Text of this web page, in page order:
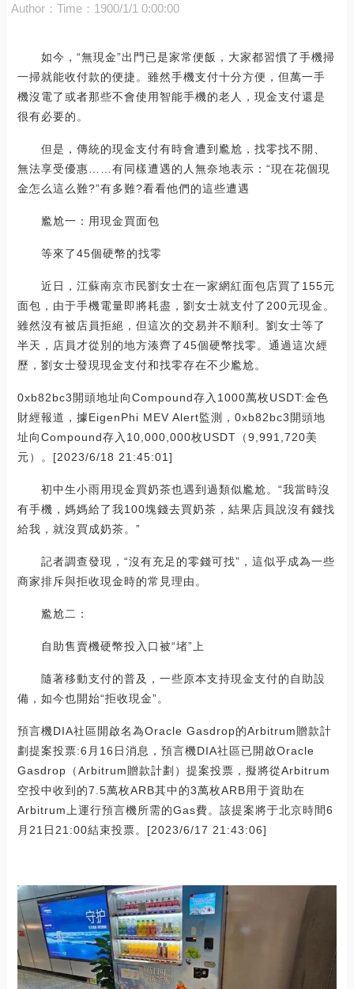
Author： Time：1900/1/1 0:00:00
如今，“無現金”出門已是家常便飯，大家都習慣了手機掃
一掃就能收付款的便捷。雖然手機支付十分方便，但萬一手
機沒電了或者那些不會使用智能手機的老人，現金支付還是
很有必要的。
但是，傳統的現金支付有時會遭到尷尬，找零找不開、
無法享受優惠……有同樣遭遇的人無奈地表示：“現在花個現
金怎么這么難?”有多難?看看他們的這些遭遇
尷尬一：用現金買面包
等來了45個硬幣的找零
近日，江蘇南京市民劉女士在一家網紅面包店買了155元
面包，由于手機電量即將耗盡，劉女士就支付了200元現金。
雖然沒有被店員拒絕，但這次的交易并不順利。劉女士等了
半天，店員才從別的地方湊齊了45個硬幣找零。通過這次經
歷，劉女士發現現金支付和找零存在不少尷尬。
0xb82bc3開頭地址向Compound存入1000萬枚USDT:金色
財經報道，據EigenPhi MEV Alert監測，0xb82bc3開頭地
址向Compound存入10,000,000枚USDT（9,991,720美
元）。[2023/6/18 21:45:01]
初中生小雨用現金買奶茶也遇到過類似尷尬。“我當時沒
有手機，媽媽給了我100塊錢去買奶茶，結果店員說沒有錢找
給我，就沒買成奶茶。”
記者調查發現，“沒有充足的零錢可找”，這似乎成為一些
商家排斥與拒收現金時的常見理由。
尷尬二：
自助售賣機硬幣投入口被“堵”上
隨著移動支付的普及，一些原本支持現金支付的自助設
備，如今也開始“拒收現金”。
預言機DIA社區開啟名為Oracle Gasdrop的Arbitrum贈款計
劃提案投票:6月16日消息，預言機DIA社區已開啟Oracle
Gasdrop（Arbitrum贈款計劃）提案投票，擬將從Arbitrum
空投中收到的7.5萬枚ARB其中的3萬枚ARB用于資助在
Arbitrum上運行預言機所需的Gas費。該提案將于北京時間6
月21日21:00結束投票。[2023/6/17 21:43:06]